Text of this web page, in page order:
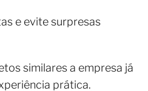
e evite surpresas
similares a empresa já
prática.